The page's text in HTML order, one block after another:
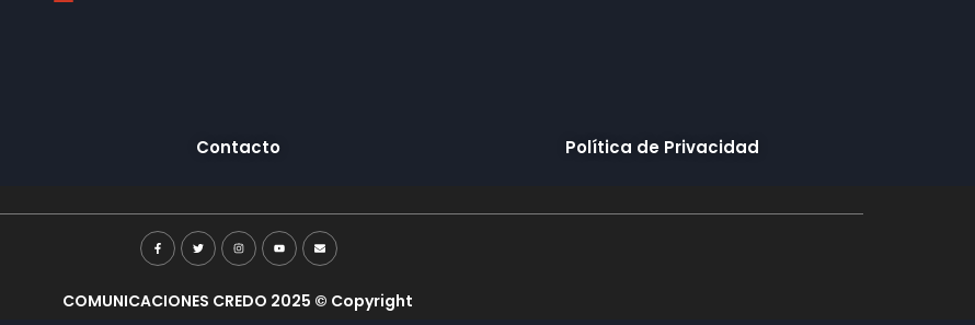
Contacto Política de Privacidad
COMUNICACIONES CREDO 2025 © Copyright